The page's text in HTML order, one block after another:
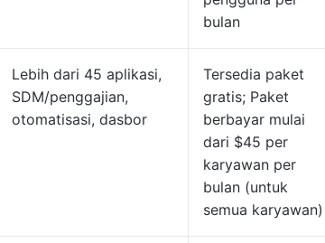
bulan
Lebih dari 45 aplikasi,
SDM/penggajian,
otomatisasi, dasbor
Tersedia paket
gratis; Paket
berbayar mulai
dari $45 per
karyawan per
bulan (untuk
semua karyawan)